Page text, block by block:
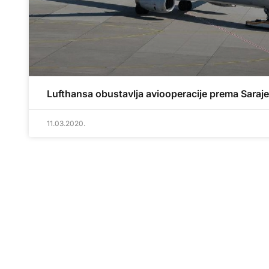
Lufthansa obustavlja aviooperacije prema
11.03.2020.